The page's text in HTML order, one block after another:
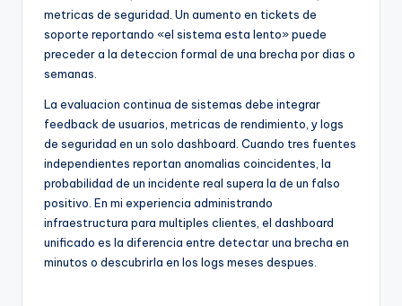
metricas de seguridad. Un aumento en tickets de
soporte reportando «el sistema esta lento» puede
preceder a la deteccion formal de una brecha por dias o
semanas.
La evaluacion continua de sistemas debe integrar
feedback de usuarios, metricas de rendimiento, y logs
de seguridad en un solo dashboard. Cuando tres fuentes
independientes reportan anomalias coincidentes, la
probabilidad de un incidente real supera la de un falso
positivo. En mi experiencia administrando
infraestructura para multiples clientes, el dashboard
unificado es la diferencia entre detectar una brecha en
minutos o descubrirla en los logs meses despues.